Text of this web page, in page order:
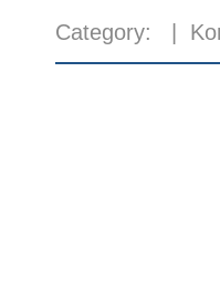
Category: |